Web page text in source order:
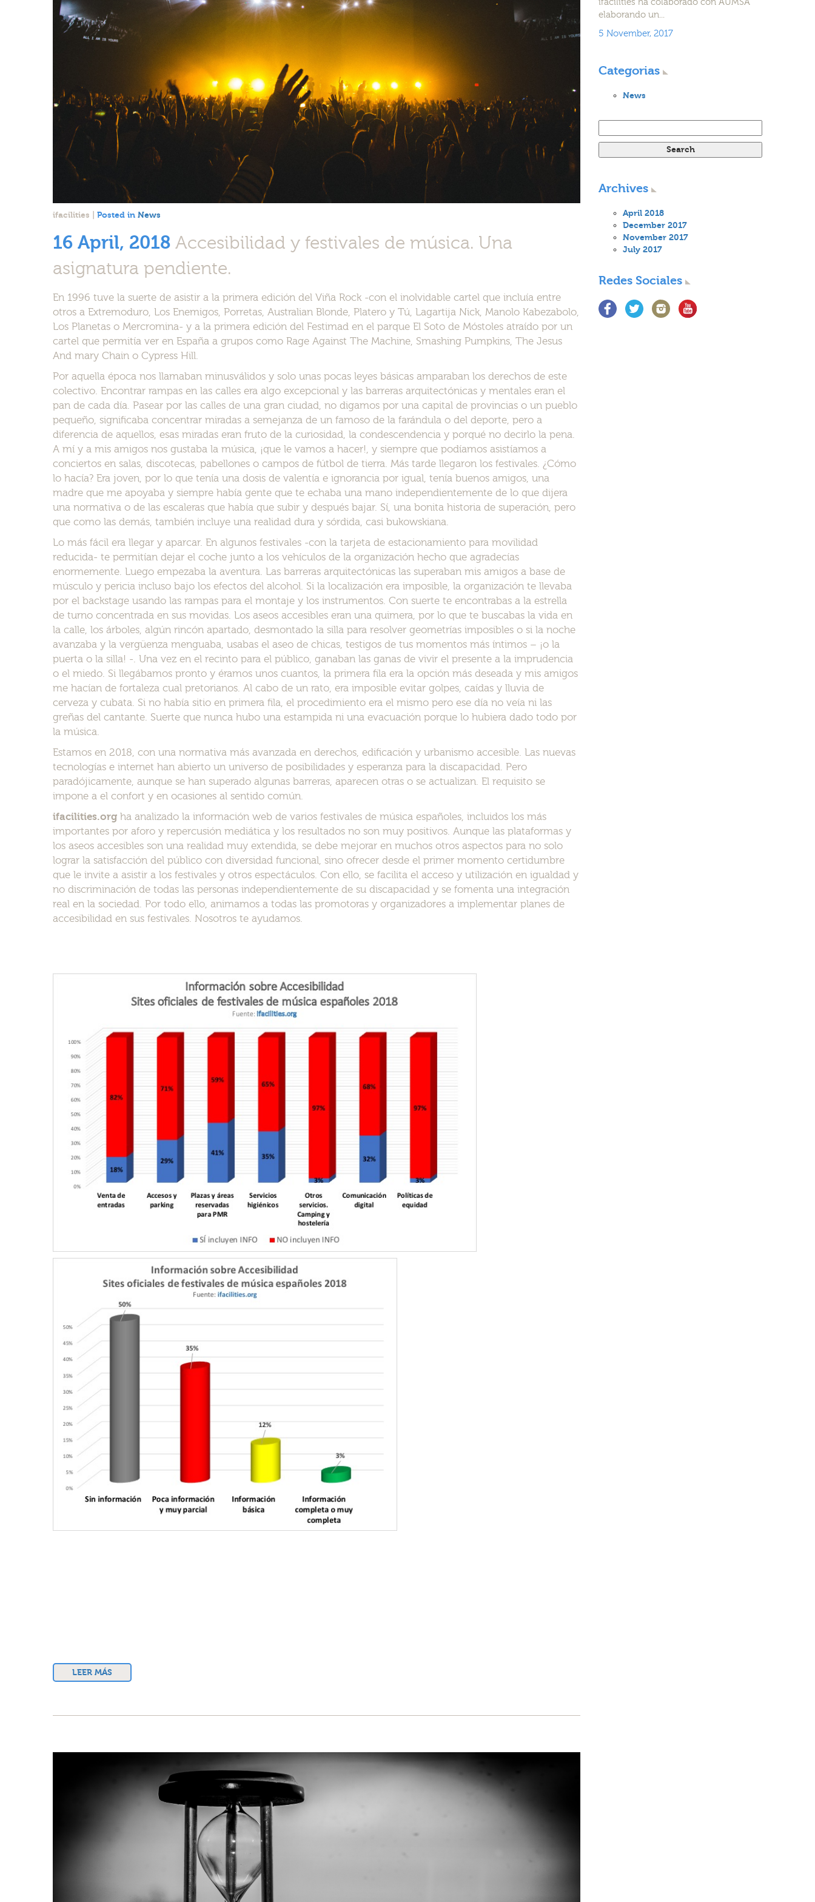
ifacilities Posted in News
16 April, 2018 Accesibilidad y festivales de música. Una
asignatura pendiente.
En 1996 tuve la suerte de asistir a la primera edición del Viña Rock -con el inolvidable cartel que incluía entre
otros a Extremoduro, Los Enemigos, Porretas, Australian Blonde, Platero y Tú, Lagartija Nick, Manolo Kabezabolo,
Los Planetas o Mercromina- y a la primera edición del Festimad en el parque El Soto de Móstoles atraído por un
cartel que permitía ver en España a grupos como Rage Against The Machine, Smashing Pumpkins, The Jesus
And mary Chain o Cypress Hill.
Por aquella época nos llamaban minusválidos y solo unas pocas leyes básicas amparaban los derechos de este
colectivo. Encontrar rampas en las calles era algo excepcional y las barreras arquitectónicas y mentales eran el
pan de cada día. Pasear por las calles de una gran ciudad, no digamos por una capital de provincias o un pueblo
pequeño, significaba concentrar miradas a semejanza de un famoso de la farándula o del deporte, pero a
diferencia de aquellos, esas miradas eran fruto de la curiosidad, la condescendencia y porqué no decirlo la pena.
A mí y a mis amigos nos gustaba la música, ¡que le vamos a hacer!, y siempre que podíamos asistíamos a
conciertos en salas, discotecas, pabellones o campos de fútbol de tierra. Más tarde llegaron los festivales. ¿Cómo
lo hacía? Era joven, por lo que tenía una dosis de valentía e ignorancia por igual, tenía buenos amigos, una
madre que me apoyaba y siempre había gente que te echaba una mano independientemente de lo que dijera
una normativa o de las escaleras que había que subir y después bajar. Sí, una bonita historia de superación, pero
que como las demás, también incluye una realidad dura y sórdida, casi bukowskiana.
Lo más fácil era llegar y aparcar. En algunos festivales -con la tarjeta de estacionamiento para movilidad
reducida- te permitían dejar el coche junto a los vehículos de la organización hecho que agradecías
enormemente. Luego empezaba la aventura. Las barreras arquitectónicas las superaban mis amigos a base de
músculo y pericia incluso bajo los efectos del alcohol. Si la localización era imposible, la organización te llevaba
por el backstage usando las rampas para el montaje y los instrumentos. Con suerte te encontrabas a la estrella
de turno concentrada en sus movidas. Los aseos accesibles eran una quimera, por lo que te buscabas la vida en
la calle, los árboles, algún rincón apartado, desmontado la silla para resolver geometrías imposibles o si la noche
avanzaba y la vergüenza menguaba, usabas el aseo de chicas, testigos de tus momentos más íntimos – ¡o la
puerta o la silla! -. Una vez en el recinto para el público, ganaban las ganas de vivir el presente a la imprudencia
o el miedo. Si llegábamos pronto y éramos unos cuantos, la primera fila era la opción más deseada y mis amigos
me hacían de fortaleza cual pretorianos. Al cabo de un rato, era imposible evitar golpes, caídas y lluvia de
cerveza y cubata. Si no había sitio en primera fila, el procedimiento era el mismo pero ese día no veía ni las
greñas del cantante. Suerte que nunca hubo una estampida ni una evacuación porque lo hubiera dado todo por
la música.
Estamos en 2018, con una normativa más avanzada en derechos, edificación y urbanismo accesible. Las nuevas
tecnologías e internet han abierto un universo de posibilidades y esperanza para la discapacidad. Pero
paradójicamente, aunque se han superado algunas barreras, aparecen otras o se actualizan. El requisito se
impone a el confort y en ocasiones al sentido común.
ifacilities.org ha analizado la información web de varios festivales de música españoles, incluidos los más
importantes por aforo y repercusión mediática y los resultados no son muy positivos. Aunque las plataformas y
los aseos accesibles son una realidad muy extendida, se debe mejorar en muchos otros aspectos para no solo
lograr la satisfacción del público con diversidad funcional, sino ofrecer desde el primer momento certidumbre
que le invite a asistir a los festivales y otros espectáculos. Con ello, se facilita el acceso y utilización en igualdad y
no discriminación de todas las personas independientemente de su discapacidad y se fomenta una integración
real en la sociedad. Por todo ello, animamos a todas las promotoras y organizadores a implementar planes de
accesibilidad en sus festivales. Nosotros te ayudamos.
LEER MÁS
ifacilities ha colaborado con AUMSA
elaborando un...
5 November, 2017
Categorias
News
Archives
April 2018
December 2017
November 2017
July 2017
Redes Sociales